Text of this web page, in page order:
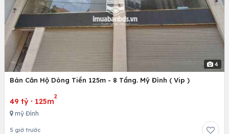
4
Bán Căn Hộ Dòng Tiền 125m - 8 Tầng. Mỹ Đình ( Vip )
49 tỷ · 125m
2
mỹ Đình
5 giờ trước